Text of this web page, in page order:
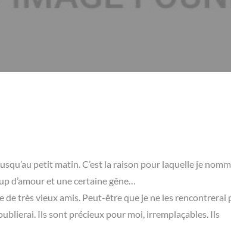
petit matin. C’est la raison pour laquelle je
d’amour et une certaine gêne…
très vieux amis. Peut-être que je ne les rencontrerai
Ils sont précieux pour moi, irremplaçables. Ils